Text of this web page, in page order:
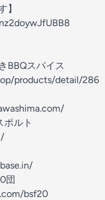
】
BBQスパイス
products/detail/286
ルト
団
bsf20